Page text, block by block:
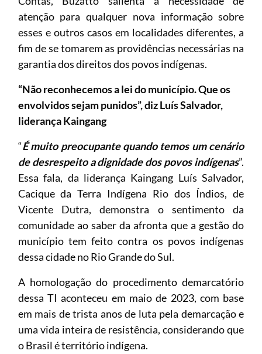
atenção para qualquer nova informação sobre
esses e outros casos em localidades diferentes, a
fim de se tomarem as providências necessárias na
garantia dos direitos dos povos indígenas.
“Não reconhecemos a lei do município. Que os
envolvidos sejam punidos”, diz Luís Salvador,
liderança Kaingang
“É muito preocupante quando temos um cenário
de desrespeito a dignidade dos povos indígenas”.
Essa fala, da liderança Kaingang Luís Salvador,
Cacique da Terra Indígena Rio dos Índios, de
Vicente Dutra, demonstra o sentimento da
comunidade ao saber da afronta que a gestão do
município tem feito contra os povos indígenas
dessa cidade no Rio Grande do Sul.
A homologação do procedimento demarcatório
dessa TI aconteceu em maio de 2023, com base
em mais de trista anos de luta pela demarcação e
uma vida inteira de resistência, considerando que
o Brasil é território indígena.